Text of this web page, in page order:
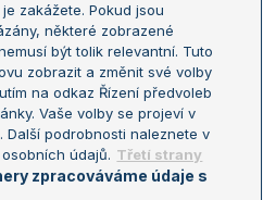
Turnaj mistrů
Turnaj mistryň
zakážete. Pokud jsou
některé zobrazené
být tolik relevantní. Tuto
zobrazit a změnit své volby
na odkaz Řízení předvoleb
Vaše volby se projeví v
Další podrobnosti naleznete v
údajů. Třetí strany
zpracováváme údaje s